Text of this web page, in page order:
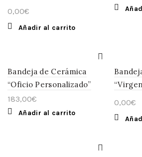
0,00€
Añadir al carrito
Bandeja de Cerámica
“Oficio Personalizado”
183,00€
Añadir al carrito
0,00€